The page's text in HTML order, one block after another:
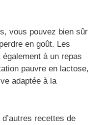
vous pouvez bien sûr
en goût. Les
à un repas
pauvre en lactose,
adaptée à la
recettes de